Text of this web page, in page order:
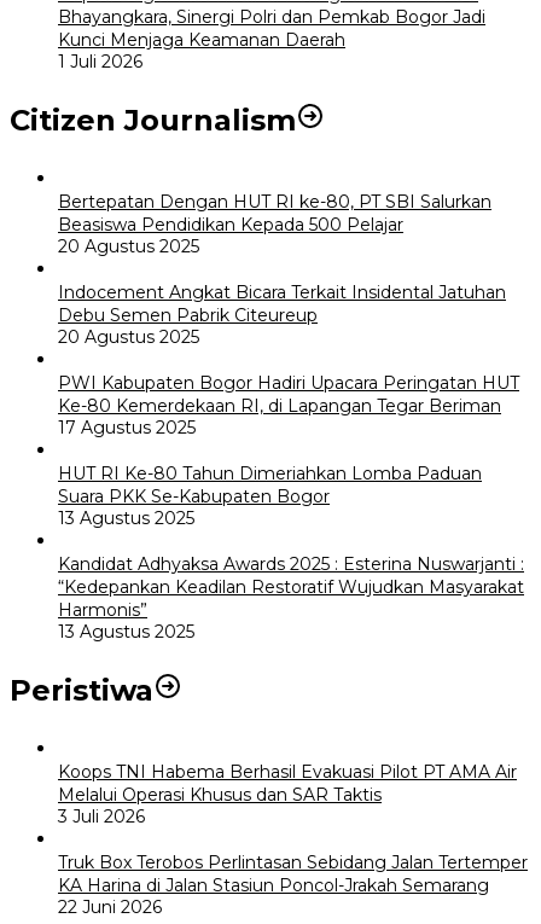
Bhayangkara, Sinergi Polri dan Pemkab Bogor Jadi
Kunci Menjaga Keamanan Daerah
1 Juli 2026
Citizen Journalism
Bertepatan Dengan HUT RI ke-80, PT SBI Salurkan
Beasiswa Pendidikan Kepada 500 Pelajar
20 Agustus 2025
Indocement Angkat Bicara Terkait Insidental Jatuhan
Debu Semen Pabrik Citeureup
20 Agustus 2025
PWI Kabupaten Bogor Hadiri Upacara Peringatan HUT
Ke-80 Kemerdekaan RI, di Lapangan Tegar Beriman
17 Agustus 2025
HUT RI Ke-80 Tahun Dimeriahkan Lomba Paduan
Suara PKK Se-Kabupaten Bogor
13 Agustus 2025
Kandidat Adhyaksa Awards 2025 : Esterina Nuswarjanti :
“Kedepankan Keadilan Restoratif Wujudkan Masyarakat
Harmonis”
13 Agustus 2025
Peristiwa
Koops TNI Habema Berhasil Evakuasi Pilot PT AMA Air
Melalui Operasi Khusus dan SAR Taktis
3 Juli 2026
Truk Box Terobos Perlintasan Sebidang Jalan Tertemper
KA Harina di Jalan Stasiun Poncol-Jrakah Semarang
22 Juni 2026